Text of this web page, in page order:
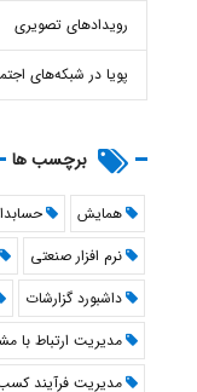
رویدادهای تصویری
پویا در شبکه‌های
برچسب ها
همایش
نرم افزار صنعتی
داشبورد گزارشات
مدیریت ارتباط با
مدیریت فرآیند